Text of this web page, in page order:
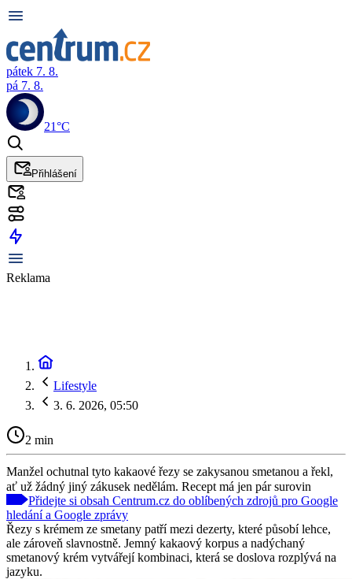
pátek 7. 8.
pá 7. 8.
21°C
Přihlášení
Reklama
Lifestyle
3. 6. 2026, 05:50
2 min
Manžel ochutnal tyto kakaové řezy se zakysanou smetanou a řekl,
ať už žádný jiný zákusek nedělám. Recept má jen pár surovin
Přidejte si obsah Centrum.cz do oblíbených zdrojů pro Google
hledání a Google zprávy
Řezy s krémem ze smetany patří mezi dezerty, které působí lehce,
ale zároveň slavnostně. Jemný kakaový korpus a nadýchaný
smetanový krém vytvářejí kombinaci, která se doslova rozplývá na
jazyku.